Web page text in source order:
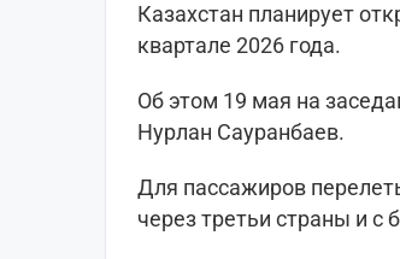
Казахстан планирует
квартале 2026 года.
Об этом 19 мая на
Нурлан Сауранбаев.
Для пассажиров
через третьи страны и